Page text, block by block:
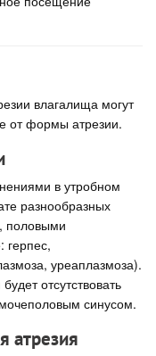
влагалища могут
от формы атрезии.
в утробном
разнообразных
половыми
герпес,
уреаплазмоза).
отсутствовать
синусом.
атрезия